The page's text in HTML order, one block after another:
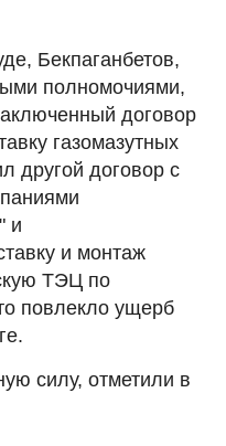
Бекпаганбетов,
полномочиями,
договор
газомазутных
другой договор с
и
и монтаж
ТЭЦ по
повлекло ущерб
силу, отметили в